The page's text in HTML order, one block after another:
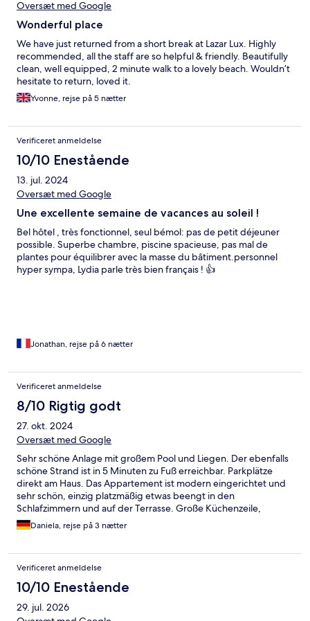
Oversæt med Google
Wonderful place
We have just returned from a short break at Lazar Lux. Highly
recommended, all the staff are so helpful & friendly. Beautifully
clean, well equipped, 2 minute walk to a lovely beach. Wouldn’t
hesitate to return, loved it.
Yvonne, rejse på 5 nætter
Verificeret anmeldelse
10/10 Enestående
13. jul. 2024
Oversæt med Google
Une excellente semaine de vacances au soleil !
Bel hôtel , très fonctionnel, seul bémol: pas de petit déjeuner
possible. Superbe chambre, piscine spacieuse, pas mal de
plantes pour équilibrer avec la masse du bâtiment.personnel
hyper sympa, Lydia parle très bien français ! 👍
Jonathan, rejse på 6 nætter
Verificeret anmeldelse
8/10 Rigtig godt
27. okt. 2024
Oversæt med Google
Sehr schöne Anlage mit großem Pool und Liegen. Der ebenfalls
schöne Strand ist in 5 Minuten zu Fuß erreichbar. Parkplätze
direkt am Haus. Das Appartement ist modern eingerichtet und
sehr schön, einzig platzmäßig etwas beengt in den
Schlafzimmern und auf der Terrasse. Große Küchenzeile,
allerdings hätten die Küchenutensilien etwas umfassender
vorhanden sein können, damit man auch richtig kochen kann.
Daniela, rejse på 3 nætter
Verificeret anmeldelse
10/10 Enestående
29. jul. 2026